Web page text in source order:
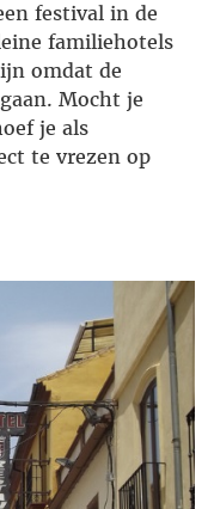
festival in de
familiehotels
omdat de
Mocht je
je als
te vrezen op